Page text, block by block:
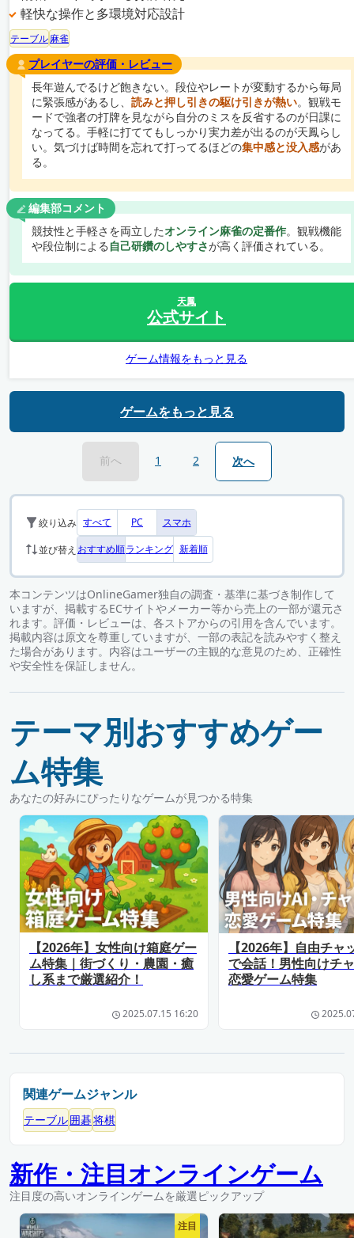
軽快な操作と多環境対応設計
テーブル麻雀
プレイヤーの評価・レビュー
長年遊んでるけど飽きない。段位やレートが変動するから毎局
に緊張感があるし、 読みと押し引きの駆け引きが熱い。観戦モ
ードで強者の打牌を見ながら自分のミスを反省するのが日課に
なってる。手軽に打ててもしっかり実力差が出るのが天鳳らし
い。気づけば時間を忘れて打ってるほどの集中感と没入感があ
る。
編集部コメント
競技性と手軽さを両立したオンライン麻雀の定番作。観戦機能
や段位制による 自己研鑽のしやすさが高く評価されている。
天鳳
公式サイト
ゲーム情報をもっと見る
ゲームをもっと見る
前へ 1 2 次へ
絞り込み すべて PC スマホ
並び替え おすすめ順ランキング 新着順
本コンテンツはOnlineGamer独自の調査・基準に基づき制作して
いますが、掲載するECサイトやメーカー等から売上の一部が還元さ
れます。評価・レビューは、各ストアからの引用を含んでいます。
掲載内容は原文を尊重していますが、一部の表記を読みやすく整え
た場合があります。内容はユーザーの主観的な意見のため、正確性
や安全性を保証しません。
テーマ別おすすめゲー
ム特集
あなたの好みにぴったりなゲームが見つかる特集
【2026年】女性向け箱庭ゲー
ム特集｜街づくり・農園・癒
し系まで厳選紹介！
2025.07.15 16:20
【2026年】自由チャ
で会話！男性向けチ
恋愛ゲーム特集
関連ゲームジャンル
テーブル囲碁将棋
新作・注目オンラインゲーム
注目度の高いオンラインゲームを厳選ピックアップ
注目